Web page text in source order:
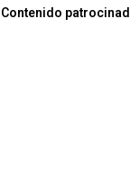
Contenido